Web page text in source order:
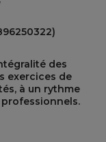
des
exercices de
à un rythme